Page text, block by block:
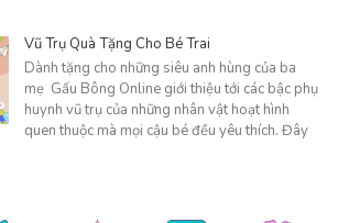
Vũ Trụ Quà Tặng Cho Bé Trai
Dành tặng cho những siêu anh hùng của ba
mẹ Gấu Bông Online giới thiệu tới các bậc phụ
huynh vũ trụ của những nhân vật hoạt hình
quen thuộc mà mọi cậu bé đều yêu thích. Đây